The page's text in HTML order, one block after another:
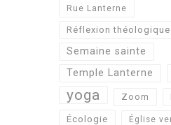
Rue Lanterne
Réflexion théologique
Semaine sainte
Temple Lanterne
yoga Zoom
Écologie Église